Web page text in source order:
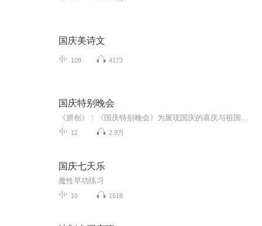
国庆美诗文
108 4173
国庆特别晚会
12 2.9万
国庆七天乐
魔性早功练习
10 1518